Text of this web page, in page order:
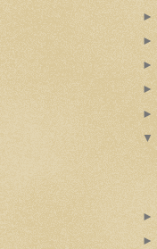
►
►
►
►
►
▼
►
►